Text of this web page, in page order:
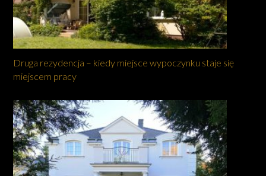
Druga rezydencja – kiedy miejsce wypoczynku staje się
miejscem pracy